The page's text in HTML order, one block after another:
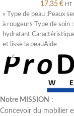
17,35 € HT
« Type de peau :Peaux
à rougeurs Type de soin
hydratant
et lisse la peauAide
Notre MISSION :
Concevoir du mobilier